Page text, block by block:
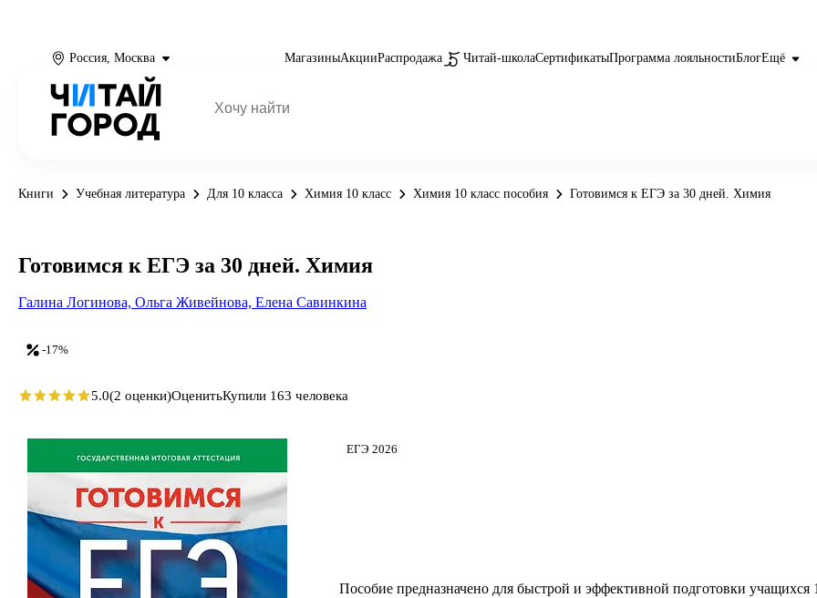
Россия, Москва МагазиныАкцииРаспродажа Читай-школаСертификатыПрограмма лояльностиБлогЕщё
Книги Учебная литература Для 10 класса Химия 10 класс Химия 10 класс пособия Готовимся к ЕГЭ за 30 дней. Химия
ЕГЭ 2026
Пособие предназначено для быстрой и эффективной подготовки учащихся
-17%
Готовимся к ЕГЭ за 30 дней. Химия
Галина Логинова, Ольга Живейнова, Елена Савинкина
5.0(2 оценки)ОценитьКупили 163 человека